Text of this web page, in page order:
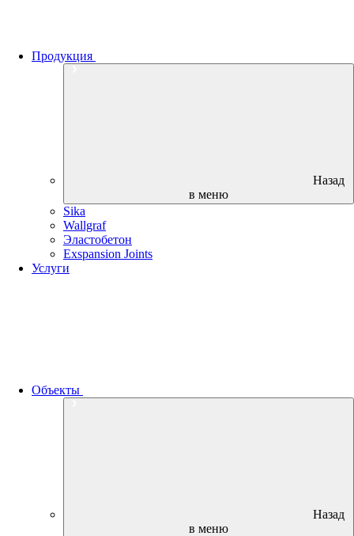
Продукция
Назад
в меню
Sika
Wallgraf
Эластобетон
Exspansion Joints
Услуги
Объекты
Назад
в меню